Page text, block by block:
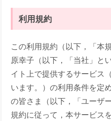
利用規約
この利用規約（以下，「本
原幸子（以下，「当社」と
イト上で提供するサービス
います。）の利用条件を定
の皆さま（以下，「ユーザ
規約に従って，本サービス